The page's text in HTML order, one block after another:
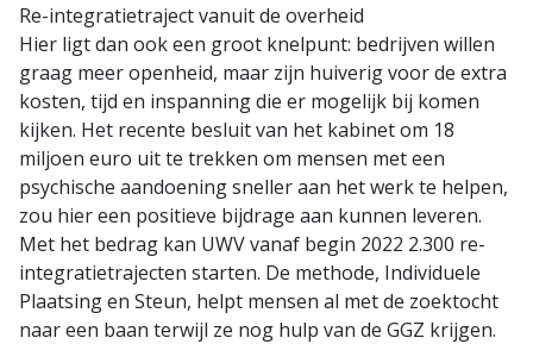
Re-integratietraject vanuit de overheid
Hier ligt dan ook een groot knelpunt: bedrijven willen
graag meer openheid, maar zijn huiverig voor de extra
kosten, tijd en inspanning die er mogelijk bij komen
kijken. Het recente besluit van het kabinet om 18
miljoen euro uit te trekken om mensen met een
psychische aandoening sneller aan het werk te helpen,
zou hier een positieve bijdrage aan kunnen leveren.
Met het bedrag kan UWV vanaf begin 2022 2.300 re-
integratietrajecten starten. De methode, Individuele
Plaatsing en Steun, helpt mensen al met de zoektocht
naar een baan terwijl ze nog hulp van de GGZ krijgen.